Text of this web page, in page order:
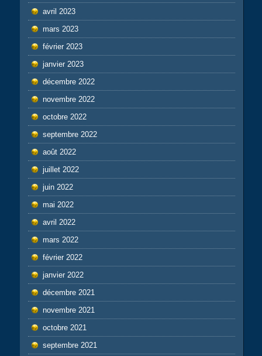
avril 2023
mars 2023
février 2023
janvier 2023
décembre 2022
novembre 2022
octobre 2022
septembre 2022
août 2022
juillet 2022
juin 2022
mai 2022
avril 2022
mars 2022
février 2022
janvier 2022
décembre 2021
novembre 2021
octobre 2021
septembre 2021